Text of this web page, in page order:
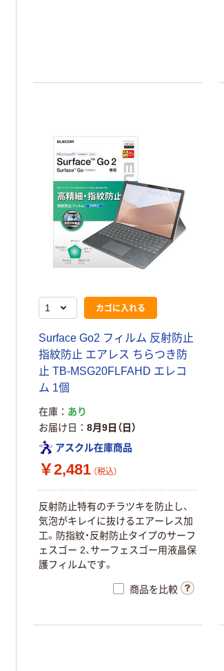
カゴに入れる
Surface Go2 フィルム 反射防止
指紋防止 エアレス ちらつき防
止 TB-MSG20FLFAHD エレコ
ム 1個
在庫
あり
お届け日
8月9日（日）
アスクル在庫商品
￥2,481 （税込）
反射防止特有のチラツキを防止し、
気泡がキレイに抜けるエアーレス加
工。防指紋・反射防止タイプのサーフ
ェスゴー 2、サーフェスゴー用液晶保
護フィルムです。
商品を比較